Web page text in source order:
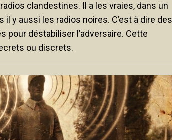
clandestines. Il a les vraies, dans un
il y aussi les radios noires. C’est à dire des
pour déstabiliser l’adversaire. Cette
ou discrets.